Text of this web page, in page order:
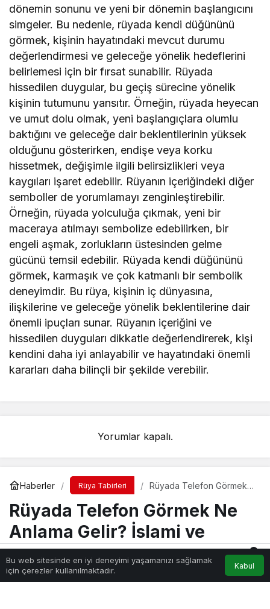
dönemin sonunu ve yeni bir dönemin başlangıcını
simgeler. Bu nedenle, rüyada kendi düğününü
görmek, kişinin hayatındaki mevcut durumu
değerlendirmesi ve geleceğe yönelik hedeflerini
belirlemesi için bir fırsat sunabilir. Rüyada
hissedilen duygular, bu geçiş sürecine yönelik
kişinin tutumunu yansıtır. Örneğin, rüyada heyecan
ve umut dolu olmak, yeni başlangıçlara olumlu
baktığını ve geleceğe dair beklentilerinin yüksek
olduğunu gösterirken, endişe veya korku
hissetmek, değişimle ilgili belirsizlikleri veya
kaygıları işaret edebilir. Rüyanın içeriğindeki diğer
semboller de yorumlamayı zenginleştirebilir.
Örneğin, rüyada yolculuğa çıkmak, yeni bir
maceraya atılmayı sembolize edebilirken, bir
engeli aşmak, zorlukların üstesinden gelme
gücünü temsil edebilir. Rüyada kendi düğününü
görmek, karmaşık ve çok katmanlı bir sembolik
deneyimdir. Bu rüya, kişinin iç dünyasına,
ilişkilerine ve geleceğe yönelik beklentilerine dair
önemli ipuçları sunar. Rüyanın içeriğini ve
hissedilen duyguları dikkatle değerlendirerek, kişi
kendini daha iyi anlayabilir ve hayatındaki önemli
kararları daha bilinçli bir şekilde verebilir.
Yorumlar kapalı.
Haberler Rüya Tabirleri
Rüyada Telefon Görmek
Psikolojik Rüya Tabiri
Rüyada Telefon Görmek Ne
Anlama Gelir? İslami ve
Psikolojik Rüya Tabiri
Bu web sitesinde en iyi deneyimi yaşamanızı sağlamak
için çerezler kullanılmaktadır.
Kabul
Anasayfa Akış Bildirimler